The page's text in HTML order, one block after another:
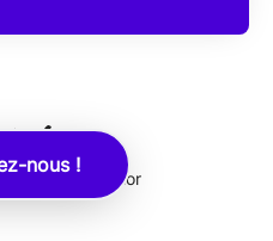
nous !
de Teamtailor